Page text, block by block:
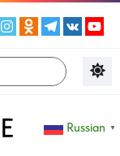
Russian ▼